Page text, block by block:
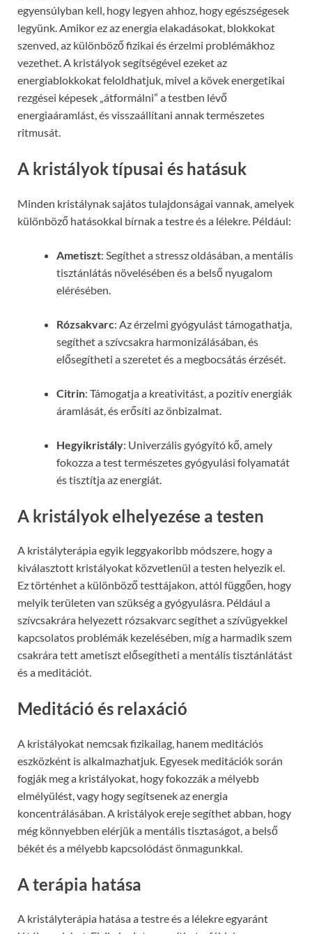
egyensúlyban kell, hogy legyen ahhoz, hogy egészségesek
legyünk. Amikor ez az energia elakadásokat, blokkokat
szenved, az különböző fizikai és érzelmi problémákhoz
vezethet. A kristályok segítségével ezeket az
energiablokkokat feloldhatjuk, mivel a kövek energetikai
rezgései képesek „átformálni” a testben lévő
energiaáramlást, és visszaállítani annak természetes
ritmusát.
A kristályok típusai és hatásuk
Minden kristálynak sajátos tulajdonságai vannak, amelyek
különböző hatásokkal bírnak a testre és a lélekre. Például:
Ametiszt: Segíthet a stressz oldásában, a mentális
tisztánlátás növelésében és a belső nyugalom
elérésében.
Rózsakvarc: Az érzelmi gyógyulást támogathatja,
segíthet a szívcsakra harmonizálásában, és
elősegítheti a szeretet és a megbocsátás érzését.
Citrin: Támogatja a kreativitást, a pozitív energiák
áramlását, és erősíti az önbizalmat.
Hegyikristály: Univerzális gyógyító kő, amely
fokozza a test természetes gyógyulási folyamatát
és tisztítja az energiát.
A kristályok elhelyezése a testen
A kristályterápia egyik leggyakoribb módszere, hogy a
kiválasztott kristályokat közvetlenül a testen helyezik el.
Ez történhet a különböző testtájakon, attól függően, hogy
melyik területen van szükség a gyógyulásra. Például a
szívcsakrára helyezett rózsakvarc segíthet a szívügyekkel
kapcsolatos problémák kezelésében, míg a harmadik szem
csakrára tett ametiszt elősegítheti a mentális tisztánlátást
és a meditációt.
Meditáció és relaxáció
A kristályokat nemcsak fizikailag, hanem meditációs
eszközként is alkalmazhatjuk. Egyesek meditációk során
fogják meg a kristályokat, hogy fokozzák a mélyebb
elmélyülést, vagy hogy segítsenek az energia
koncentrálásában. A kristályok ereje segíthet abban, hogy
még könnyebben elérjük a mentális tisztaságot, a belső
békét és a mélyebb kapcsolódást önmagunkkal.
A terápia hatása
A kristályterápia hatása a testre és a lélekre egyaránt